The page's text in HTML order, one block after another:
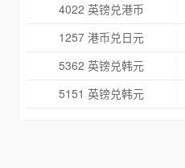
4022 英镑兑港币
1257 港币兑日元
5362 英镑兑韩元
5151 英镑兑韩元